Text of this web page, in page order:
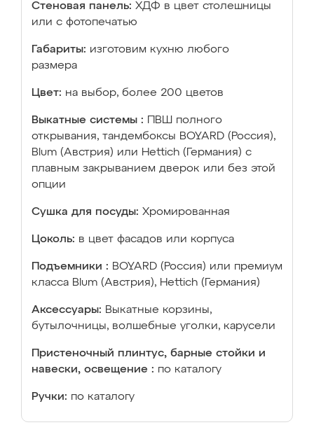
Стеновая панель: ХДФ в цвет столешницы
или с фотопечатью
Габариты: изготовим кухню любого
размера
Цвет: на выбор, более 200 цветов
Выкатные системы :
ПВШ полного
открывания, тандембоксы BOYARD (Россия),
Blum (Австрия) или Hettich (Германия) с
плавным закрыванием дверок или без этой
опции
Сушка для посуды: Хромированная
Цоколь: в цвет фасадов или корпуса
Подъемники : BOYARD (Россия) или премиум
класса Blum (Австрия), Hettich (Германия)
Аксессуары: Выкатные корзины,
бутылочницы, волшебные уголки, карусели
Пристеночный плинтус, барные стойки и
навески, освещение : по каталогу
Ручки: по каталогу